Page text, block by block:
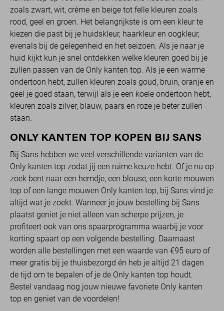
zoals zwart, wit, crème en beige tot felle kleuren zoals
rood, geel en groen. Het belangrijkste is om een kleur te
kiezen die past bij je huidskleur, haarkleur en oogkleur,
evenals bij de gelegenheid en het seizoen. Als je naar je
huid kijkt kun je snel ontdekken welke kleuren goed bij je
zullen passen van de Only kanten top. Als je een warme
ondertoon hebt, zullen kleuren zoals goud, bruin, oranje en
geel je goed staan, terwijl als je een koele ondertoon hebt,
kleuren zoals zilver, blauw, paars en roze je beter zullen
staan.
ONLY KANTEN TOP KOPEN BIJ SANS
Bij Sans hebben we veel verschillende varianten van de
Only kanten top zodat jij een ruime keuze hebt. Of je nu op
zoek bent naar een hemdje, een blouse, een korte mouwen
top of een lange mouwen Only kanten top, bij Sans vind je
altijd wat je zoekt. Wanneer je jouw bestelling bij Sans
plaatst geniet je niet alleen van scherpe prijzen, je
profiteert ook van ons spaarprogramma waarbij je voor
korting spaart op een volgende bestelling. Daarnaast
worden alle bestellingen met een waarde van €95 euro of
meer gratis bij je thuisbezorgd én heb je altijd 21 dagen
de tijd om te bepalen of je de Only kanten top houdt.
Bestel vandaag nog jouw nieuwe favoriete Only kanten
top en geniet van de voordelen!